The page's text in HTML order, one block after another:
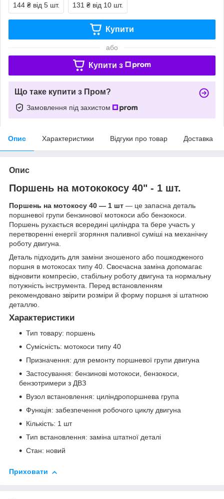
144 ₴ від 5 шт. 131 ₴ від 10 шт.
Купити
або
Купити з
Що таке купити з Пром?
Замовлення під захистом
Опис Характеристики Відгуки про товар Доставка
Опис
Поршень на мотококосу 40" - 1 шт.
Поршень на мотокосу 40 — 1 шт — це запасна деталь
поршневої групи бензинової мотокоси або бензокоси.
Поршень рухається всередині циліндра та бере участь у
перетворенні енергії згоряння паливної суміші на механічну
роботу двигуна.
Деталь підходить для заміни зношеного або пошкодженого
поршня в мотокосах типу 40. Своєчасна заміна допомагає
відновити компресію, стабільну роботу двигуна та нормальну
потужність інструмента. Перед встановленням
рекомендовано звірити розміри й форму поршня зі штатною
деталлю.
Характеристики
Тип товару: поршень
Сумісність: мотокоси типу 40
Призначення: для ремонту поршневої групи двигуна
Застосування: бензинові мотокоси, бензокоси,
бензотримери з ДВЗ
Вузол встановлення: циліндропоршнева група
Функція: забезпечення робочого циклу двигуна
Кількість: 1 шт
Тип встановлення: заміна штатної деталі
Стан: новий
Приховати